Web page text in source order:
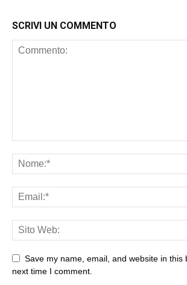
SCRIVI UN COMMENTO
Save my name, email, and website in this
next time I comment.